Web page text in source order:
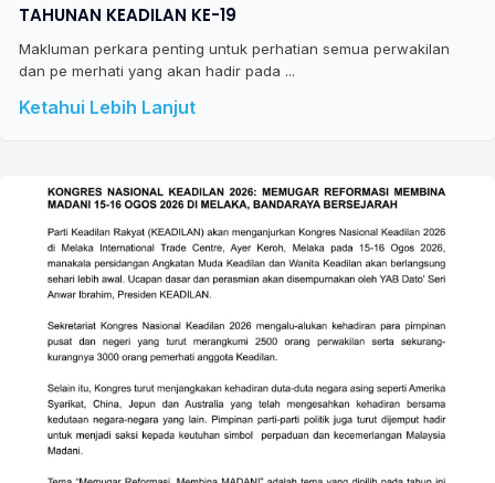
TAHUNAN KEADILAN KE-19
Makluman perkara penting untuk perhatian semua perwakilan
dan pe merhati yang akan hadir pada ...
Ketahui Lebih Lanjut